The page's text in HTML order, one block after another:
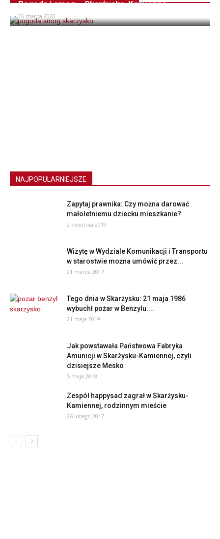
Pogoda i smog – Skarżysko-Kamienna
26 marca 2020
NAJPOPULARNIEJSZE
Zapytaj prawnika: Czy można darować
małoletniemu dziecku mieszkanie?
2 kwietnia 2019
Wizytę w Wydziale Komunikacji i Transportu
w starostwie można umówić przez...
21 marca 2017
Tego dnia w Skarżysku: 21 maja 1986
wybuchł pożar w Benzylu....
21 maja 2019
Jak powstawała Państwowa Fabryka
Amunicji w Skarżysku-Kamiennej, czyli
dzisiejsze Mesko
5 maja 2018
Zespół happysad zagrał w Skarżysku-
Kamiennej, rodzinnym mieście
26 lutego 2017